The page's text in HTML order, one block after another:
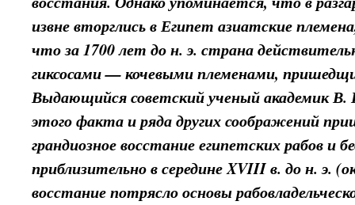
извне вторглись в Египет азиатские
что за 1700 лет до н. э. страна
гиксосами — кочевыми племенами,
Выдающийся советский ученый академик В.
этого факта и ряда других соображений
грандиозное восстание египетских рабов и
приблизительно в середине XVIII в. до н. э.
восстание потрясло основы